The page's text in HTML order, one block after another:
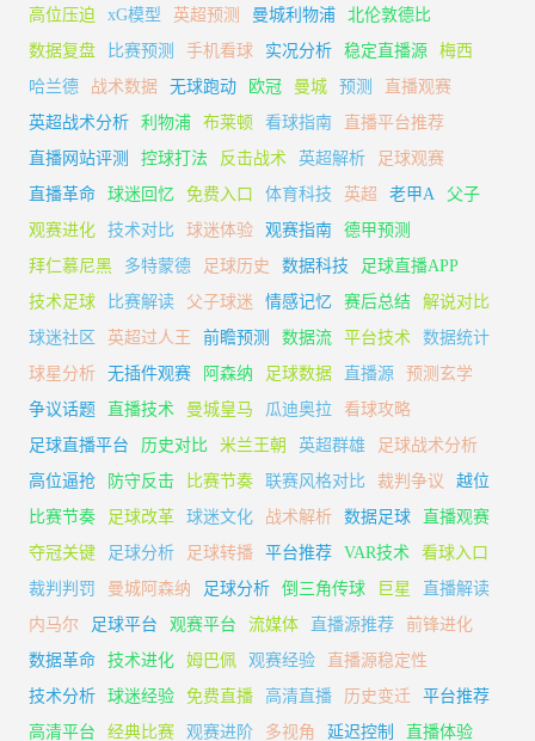
高位压迫
xG模型 英超预测 曼城利物浦
北伦敦德比
数据复盘
比赛预测 手机看球 实况分析 稳定直播源
梅西
哈兰德
战术数据 无球跑动 欧冠 曼城 预测
直播观赛
英超战术分析
利物浦 布莱顿 看球指南
直播平台推荐
直播网站评测
控球打法 反击战术 英超解析
足球观赛
直播革命
球迷回忆 免费入口 体育科技 英超 老甲A
父子
观赛进化
技术对比 球迷体验 观赛指南
德甲预测
拜仁慕尼黑
多特蒙德 足球历史 数据科技
足球直播APP
技术足球
比赛解读 父子球迷 情感记忆 赛后总结
解说对比
球迷社区
英超过人王 前瞻预测 数据流 平台技术
数据统计
球星分析
无插件观赛 阿森纳 足球数据 直播源
预测玄学
争议话题
直播技术 曼城皇马 瓜迪奥拉
看球攻略
足球直播平台
历史对比 米兰王朝 英超群雄
足球战术分析
高位逼抢
防守反击 比赛节奏 联赛风格对比 裁判争议
越位
比赛节奏
足球改革 球迷文化 战术解析 数据足球
直播观赛
夺冠关键
足球分析 足球转播 平台推荐 VAR技术
看球入口
裁判判罚
曼城阿森纳 足球分析 倒三角传球 巨星
直播解读
内马尔
足球平台 观赛平台 流媒体 直播源推荐
前锋进化
数据革命
技术进化 姆巴佩 观赛经验
直播源稳定性
技术分析
球迷经验 免费直播 高清直播 历史变迁
平台推荐
高清平台
经典比赛 观赛进阶 多视角 延迟控制 直播体验